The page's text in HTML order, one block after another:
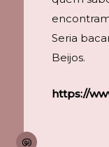
Seria
Beijos.
https://